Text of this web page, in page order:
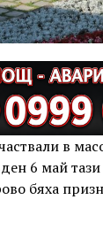
в
6 май
бяха